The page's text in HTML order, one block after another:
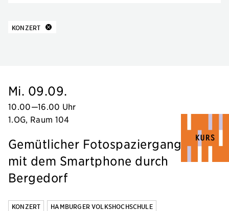
10 Ergebnisse
KONZERT
Mi. 09.09.
10.00—16.00 Uhr
1.OG, Raum 104
Gemütlicher Fotospaziergang
mit dem Smartphone durch
Bergedorf
KONZERT
HAMBURGER VOLKSHOCHSCHULE